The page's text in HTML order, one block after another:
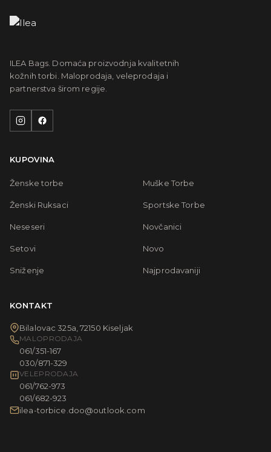
ILEA Bags. Domaća proizvodnja kvalitetnih
kožnih torbi. Maloprodaja, veleprodaja i
partnerstva širom regije.
KUPOVINA
Ženske torbe Muške Torbe
Ženski Ruksaci Sportske Torbe
Neseseri Novčanici
Setovi Novo
Sniženje Najprodavaniji
KONTAKT
Bilalovac 325a, 72150 Kiseljak
MALOPRODAJA
061/351-167
030/871-329
VELEPRODAJA
061/762-973
061/682-923
ilea-torbice.doo@outlook.com